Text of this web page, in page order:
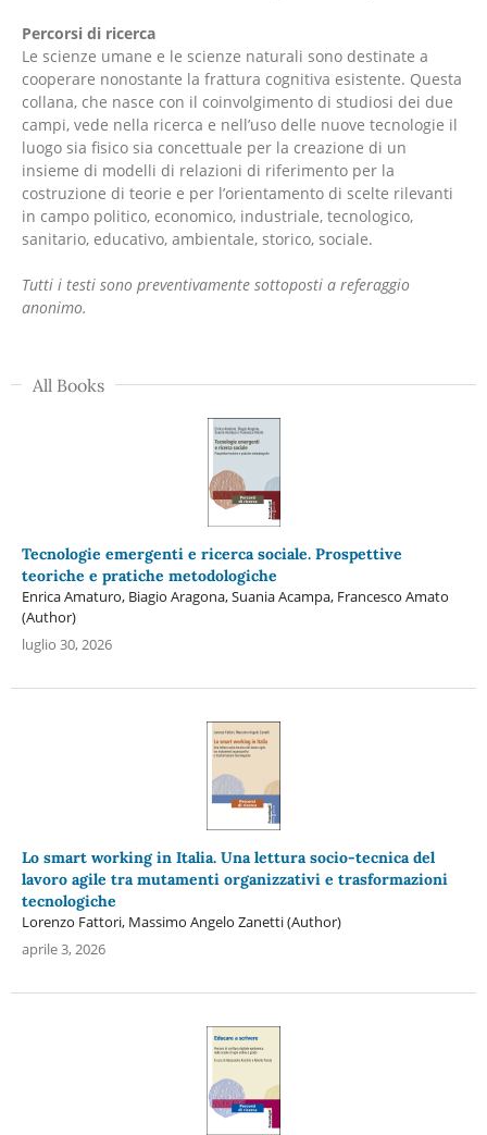
Percorsi di ricerca
Le scienze umane e le scienze naturali sono destinate a
cooperare nonostante la frattura cognitiva esistente. Questa
collana, che nasce con il coinvolgimento di studiosi dei due
campi, vede nella ricerca e nell’uso delle nuove tecnologie il
luogo sia fisico sia concettuale per la creazione di un
insieme di modelli di relazioni di riferimento per la
costruzione di teorie e per l’orientamento di scelte rilevanti
in campo politico, economico, industriale, tecnologico,
sanitario, educativo, ambientale, storico, sociale.
Tutti i testi sono preventivamente sottoposti a referaggio
anonimo.
All Books
Tecnologie emergenti e ricerca sociale. Prospettive
teoriche e pratiche metodologiche
Enrica Amaturo, Biagio Aragona, Suania Acampa, Francesco Amato
(Author)
luglio 30, 2026
Lo smart working in Italia. Una lettura socio-tecnica del
lavoro agile tra mutamenti organizzativi e trasformazioni
tecnologiche
Lorenzo Fattori, Massimo Angelo Zanetti (Author)
aprile 3, 2026